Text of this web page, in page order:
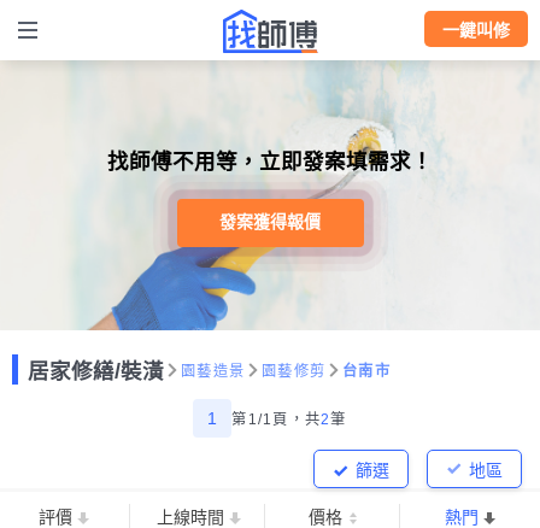
一鍵叫修
找師傅不用等，立即發案填需求！
發案獲得報價
居家修繕/裝潢 園藝造景 園藝修剪 台南市
1 第1/1頁， 共2筆
地區
篩選
評價 上線時間 價格 熱門